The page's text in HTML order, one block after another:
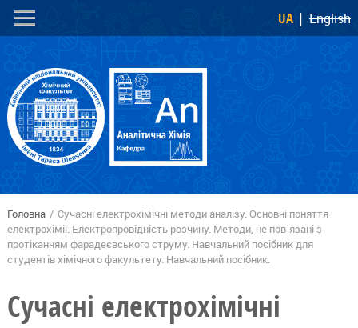
Перейти
до
вмісту
Skip to
navigation
UA English
Ви є тут
Головна / Сучасні електрохімічні методи аналізу. Основні поняття
електрохімії. Електропровідність розчину. Методи, не пов`язані з
протіканням фарадеєвського струму. Навчальний посібник для
студентів хімічного факультету. Навчальний посібник.
Сучасні електрохімічні